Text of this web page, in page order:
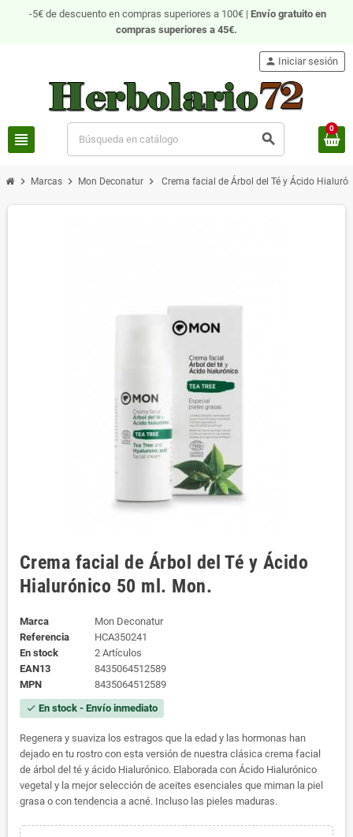
-5€ de descuento en compras superiores a 100€ | Envío gratuito en
compras superiores a 45€.
view_headline search
person Iniciar sesión
0
chevron_right Marcas chevron_right Mon Deconatur chevron_right Crema facial de Árbol del Té y Ácido
Crema facial de Árbol del Té y Ácido
Hialurónico 50 ml. Mon.
Marca
Mon Deconatur
Referencia
HCA350241
En stock
2 Artículos
EAN13
8435064512589
MPN
8435064512589
check En stock - Envío inmediato
Regenera y suaviza los estragos que la edad y las hormonas han
dejado en tu rostro con esta versión de nuestra clásica crema facial
de árbol del té y ácido Hialurónico. Elaborada con Ácido Hialurónico
vegetal y la mejor selección de aceites esenciales que miman la piel
grasa o con tendencia a acné. Incluso las pieles maduras.